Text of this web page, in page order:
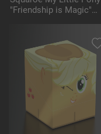
"Friendship is Magic"